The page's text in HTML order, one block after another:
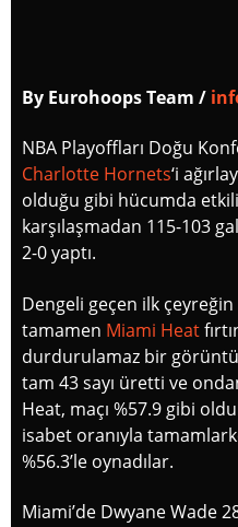
By Eurohoops Team /
NBA Playoffları Doğu
Charlotte Hornets‘i
olduğu gibi hücumda
karşılaşmadan 115-103
2-0 yaptı.
Dengeli geçen ilk
tamamen Miami Heat
durdurulamaz bir
tam 43 sayı üretti ve
Heat, maçı %57.9 gibi
isabet oranıyla
%56.3’le oynadılar.
Miami’de Dwyane Wade